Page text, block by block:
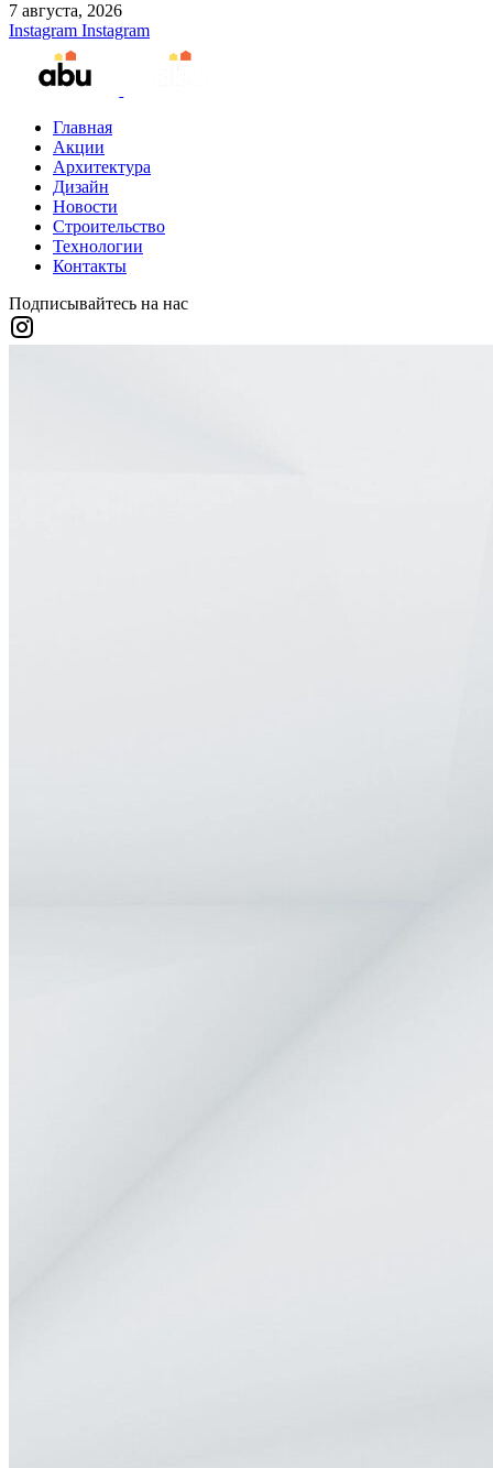
7 августа, 2026
Instagram Instagram
Главная
Акции
Архитектура
Дизайн
Новости
Строительство
Технологии
Контакты
Подписывайтесь на нас